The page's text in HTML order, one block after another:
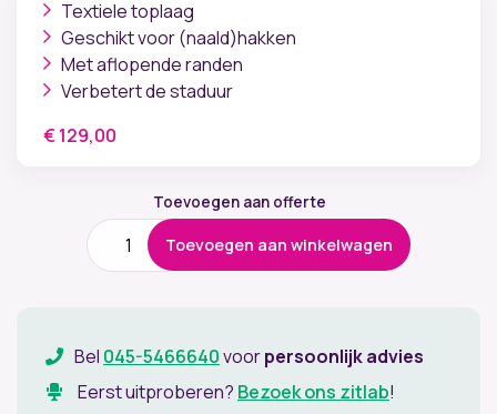
Textiele toplaag
Geschikt voor (naald)hakken
Met aflopende randen
Verbetert de staduur
€ 129,00
Toevoegen aan offerte
ErgoProof
StandMat
Toevoegen aan winkelwagen
Bel 045-5466640voorpersoonlijk advies
Eerst uitproberen? Bezoek ons zitlab!